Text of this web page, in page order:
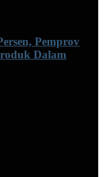
Pemprov
Dalam